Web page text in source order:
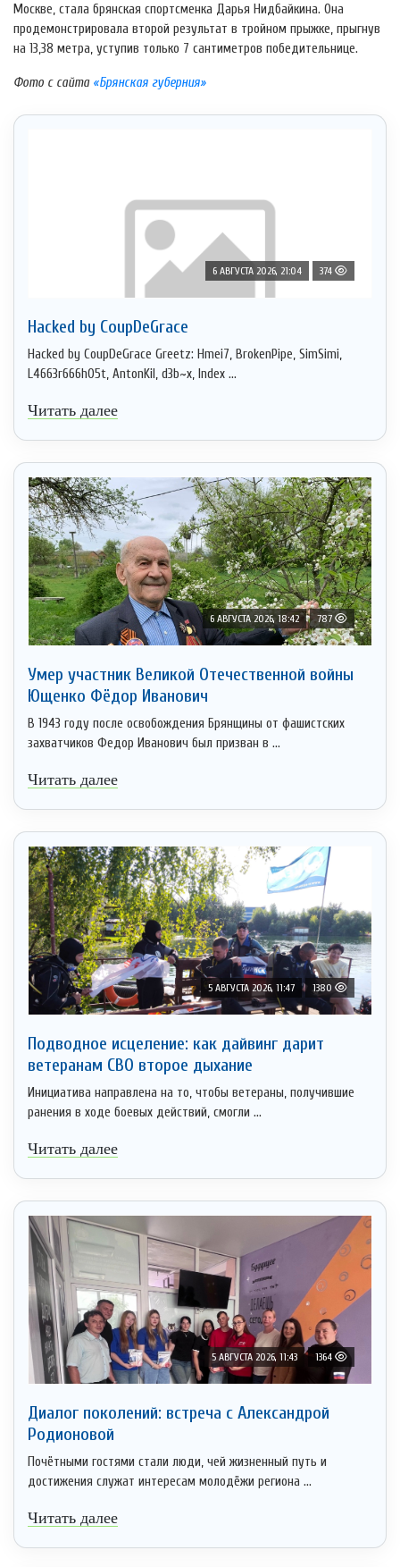
Москве, стала брянская спортсменка Дарья Нидбайкина. Она
продемонстрировала второй результат в тройном прыжке, прыгнув
на 13,38 метра, уступив только 7 сантиметров победительнице.
Фото с сайта «Брянская губерния»
6 АВГУСТА 2026, 21:04 374
Hacked by CoupDeGrace
Hacked by CoupDeGrace Greetz: Hmei7, BrokenPipe, SimSimi,
L4663r666h05t, AntonKil, d3b~x, Index ...
Читать далее
6 АВГУСТА 2026, 18:42 787
Умер участник Великой Отечественной войны
Ющенко Фёдор Иванович
В 1943 году после освобождения Брянщины от фашистских
захватчиков Федор Иванович был призван в ...
Читать далее
5 АВГУСТА 2026, 11:47 1380
Подводное исцеление: как дайвинг дарит
ветеранам СВО второе дыхание
Инициатива направлена на то, чтобы ветераны, получившие
ранения в ходе боевых действий, смогли ...
Читать далее
5 АВГУСТА 2026, 11:43 1364
Диалог поколений: встреча с Александрой
Родионовой
Почётными гостями стали люди, чей жизненный путь и
достижения служат интересам молодёжи региона ...
Читать далее